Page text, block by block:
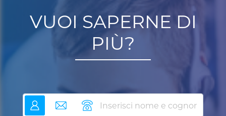
VUOI SAPERNE DI
PIÙ?
nome email telefono